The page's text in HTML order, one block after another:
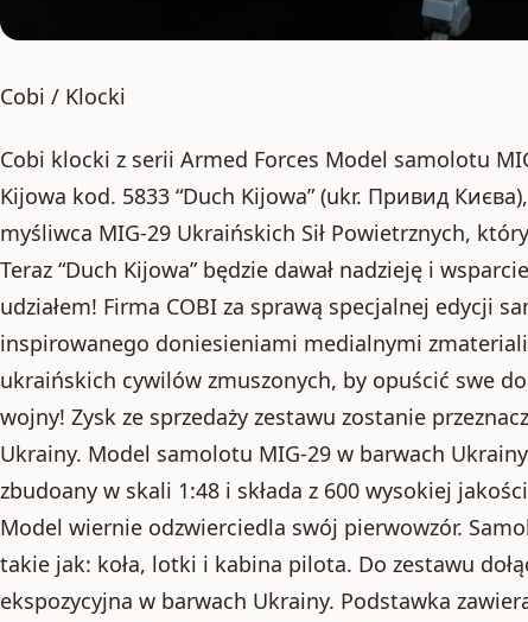
Cobi / Klocki
Cobi klocki z serii Armed Forces Model samolotu
Kijowa kod. 5833 “Duch Kijowa” (ukr. Привид
myśliwca MIG-29 Ukraińskich Sił Powietrznych,
Teraz “Duch Kijowa” będzie dawał nadzieję i
udziałem! Firma COBI za sprawą specjalnej edycji
inspirowanego doniesieniami medialnymi
ukraińskich cywilów zmuszonych, by opuścić swe
wojny! Zysk ze sprzedaży zestawu zostanie
Ukrainy. Model samolotu MIG-29 w barwach
zbudoany w skali 1:48 i składa z 600 wysokiej
Model wiernie odzwierciedla swój pierwowzór.
takie jak: koła, lotki i kabina pilota. Do zestawu
ekspozycyjna w barwach Ukrainy. Podstawka